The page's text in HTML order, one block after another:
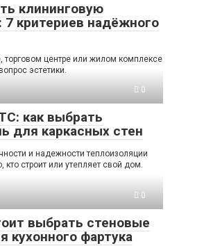
клининговую
критериев надёжного
торговом центре или жилом комплексе
эстетики.
0
как выбрать
для каркасных стен
и надежности теплоизоляции
кто строит или утепляет свой дом.
0
выбрать стеновые
кухонного фартука